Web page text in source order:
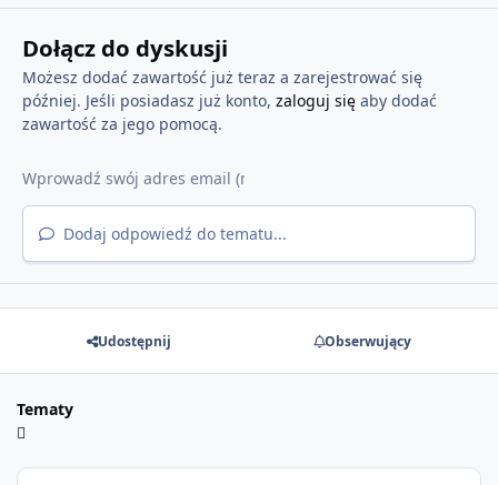
Dołącz do dyskusji
Możesz dodać zawartość już teraz a zarejestrować się
później. Jeśli posiadasz już konto, zaloguj sięaby dodać
zawartość za jego pomocą.
Dodaj odpowiedź do tematu...
Udostępnij Obserwujący
Tematy